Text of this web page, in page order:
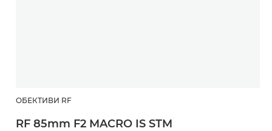
ОБЕКТИВИ RF
RF 85mm F2 MACRO IS STM